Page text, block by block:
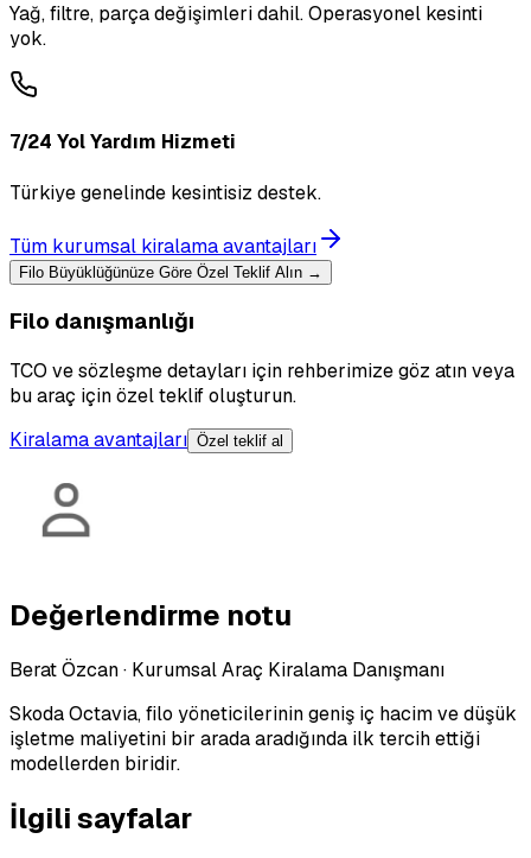
Yağ, filtre, parça değişimleri dahil. Operasyonel kesinti
yok.
7/24 Yol Yardım Hizmeti
Türkiye genelinde kesintisiz destek.
Tüm kurumsal kiralama avantajları
Filo Büyüklüğünüze Göre Özel Teklif Alın →
Filo danışmanlığı
TCO ve sözleşme detayları için rehberimize göz atın veya
bu araç için özel teklif oluşturun.
Kiralama avantajları Özel teklif al
Değerlendirme notu
Berat Özcan· Kurumsal Araç Kiralama Danışmanı
Skoda Octavia, filo yöneticilerinin geniş iç hacim ve düşük
işletme maliyetini bir arada aradığında ilk tercih ettiği
modellerden biridir.
İlgili sayfalar